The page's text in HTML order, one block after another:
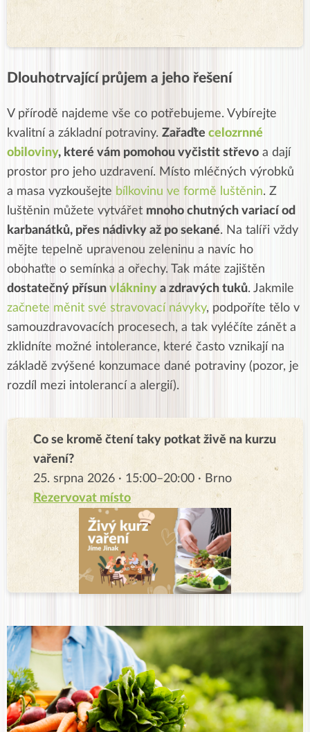
Dlouhotrvající průjem a jeho řešení
V přírodě najdeme vše co potřebujeme. Vybírejte
kvalitní a základní potraviny. Zařaďte celozrnné
obiloviny, které vám pomohou vyčistit střevo a dají
prostor pro jeho uzdravení. Místo mléčných výrobků
a masa vyzkoušejte bílkovinu ve formě luštěnin. Z
luštěnin můžete vytvářet mnoho chutných variací od
karbanátků, přes nádivky až po sekané. Na talíři vždy
mějte tepelně upravenou zeleninu a navíc ho
obohaťte o semínka a ořechy. Tak máte zajištěn
dostatečný přísun vlákniny a zdravých tuků. Jakmile
začnete měnit své stravovací návyky, podpoříte tělo v
samouzdravovacích procesech, a tak vyléčíte zánět a
zklidníte možné intolerance, které často vznikají na
základě zvýšené konzumace dané potraviny (pozor, je
rozdíl mezi intolerancí a alergií).
Co se kromě čtení taky potkat živě na kurzu
vaření?
25. srpna 2026 · 15:00–20:00 · Brno
Rezervovat místo